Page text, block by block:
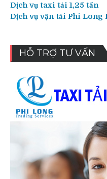
Dịch vụ taxi tải 1,25 tấn
Dịch vụ vận tải Phi Long
HỖ TRỢ TƯ VẤN